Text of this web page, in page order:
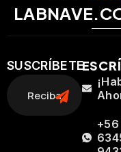
SUSCRÍBETE
+56